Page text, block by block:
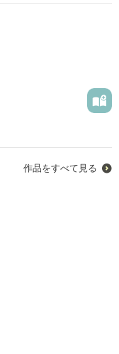
作品をすべて見る